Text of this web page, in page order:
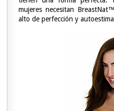
mujeres necesitan
alto de perfección y